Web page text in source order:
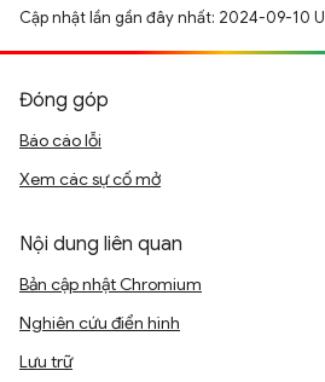
Cập nhật lần gần đây nhất: 2024-09-10
Đóng góp
Báo cáo lỗi
Xem các sự cố mở
Nội dung liên quan
Bản cập nhật Chromium
Nghiên cứu điển hình
Lưu trữ